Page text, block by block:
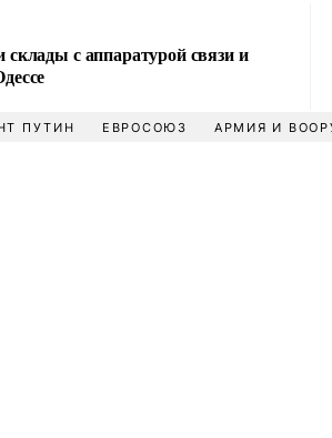
с аппаратурой связи и
ПУТИН ЕВРОСОЮЗ АРМИЯ И